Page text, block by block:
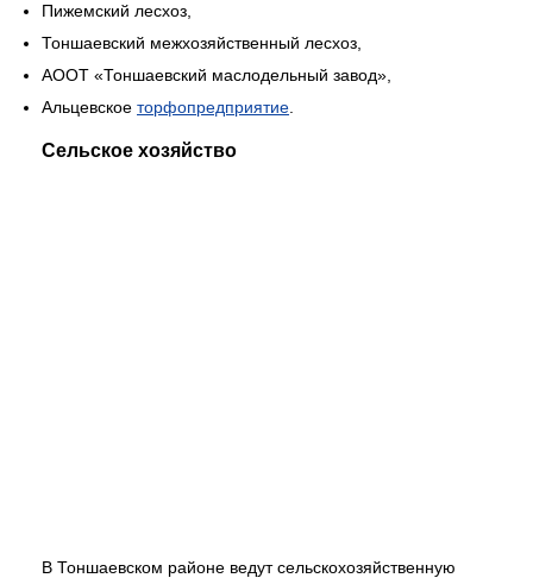
Пижемский лесхоз,
Тоншаевский межхозяйственный лесхоз,
АООТ «Тоншаевский маслодельный завод»,
Альцевское торфопредприятие
Сельское хозяйство
В Тоншаевском районе ведут сельскохозяйственную